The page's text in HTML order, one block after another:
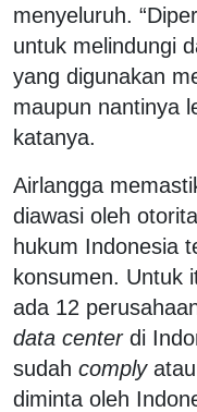
menyeluruh.
untuk melindungi
yang digunakan
maupun nantinya
katanya.
Airlangga
diawasi oleh
hukum Indonesia
konsumen. Untuk
ada 12
data centerdi
sudah complyatau
diminta oleh